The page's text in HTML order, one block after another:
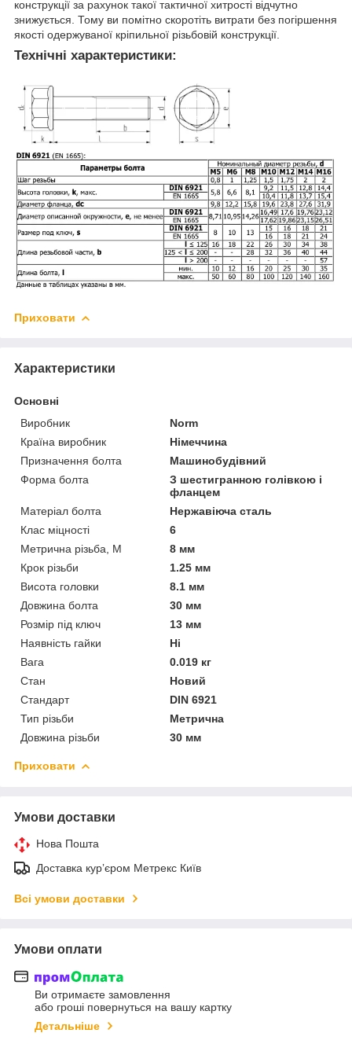
конструкції за рахунок такої тактичної хитрості відчутно
знижується. Тому ви помітно скоротіть витрати без погіршення
якості одержуваної кріпильної різьбовій конструкції.
Технічні характеристики:
Приховати
Характеристики
Основні
Виробник
Norm
Країна виробник
Німеччина
Призначення болта
Машинобудівний
Форма болта
З шестигранною голівкою і
фланцем
Матеріал болта
Нержавіюча сталь
Клас міцності
6
Метрична різьба, М
8 мм
Крок різьби
1.25 мм
Висота головки
8.1 мм
Довжина болта
30 мм
Розмір під ключ
13 мм
Наявність гайки
Ні
Вага
0.019 кг
Стан
Новий
Стандарт
DIN 6921
Тип різьби
Метрична
Довжина різьби
30 мм
Приховати
Умови доставки
Нова Пошта
Доставка курʼєром Метрекс Київ
Всі умови доставки
Умови оплати
Ви отримаєте замовлення
або гроші повернуться на вашу картку
Детальніше